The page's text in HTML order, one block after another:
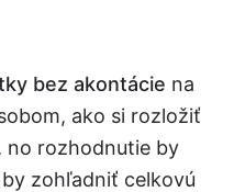
bez akontácie na
ako si rozložiť
no rozhodnutie by
zohľadniť celkovú